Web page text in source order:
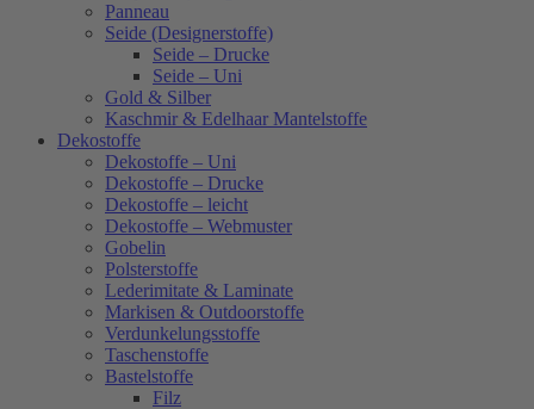
Panneau
Seide (Designerstoffe)
Seide – Drucke
Seide – Uni
Gold & Silber
Kaschmir & Edelhaar Mantelstoffe
Dekostoffe
Dekostoffe – Uni
Dekostoffe – Drucke
Dekostoffe – leicht
Dekostoffe – Webmuster
Gobelin
Polsterstoffe
Lederimitate & Laminate
Markisen & Outdoorstoffe
Verdunkelungsstoffe
Taschenstoffe
Bastelstoffe
Filz